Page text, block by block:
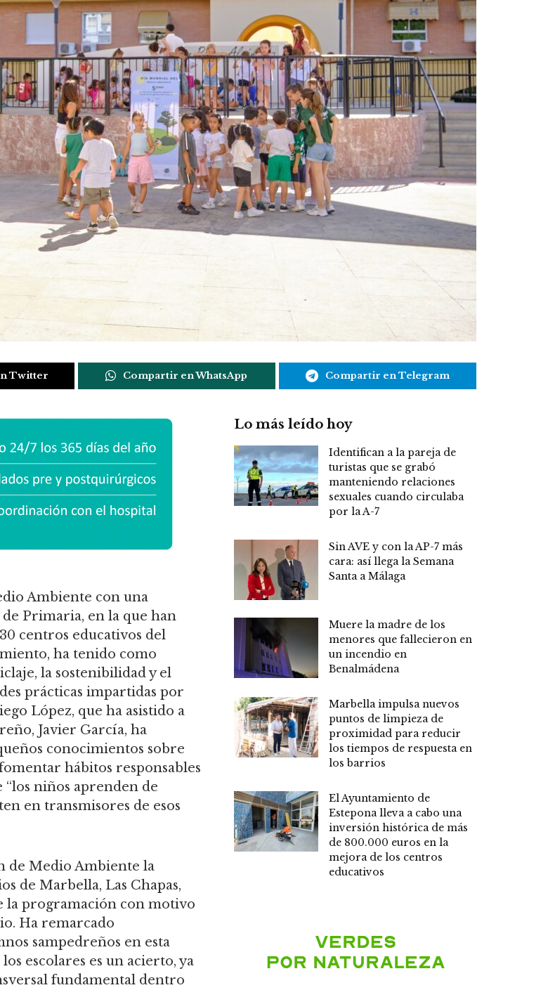
Twitter Compartir en WhatsApp Compartir en Telegram
Ambiente con una
Primaria, en la que han
centros educativos del
ha tenido como
la sostenibilidad y el
prácticas impartidas por
López, que ha asistido a
Javier García, ha
conocimientos sobre
hábitos responsables
“los niños aprenden de
en transmisores de esos
de Medio Ambiente la
de Marbella, Las Chapas,
la programación con motivo
Ha remarcado
sampedreños en esta
escolares es un acierto, ya
fundamental dentro
Lo más leído hoy
Identifican a la pareja de
turistas que se grabó
manteniendo relaciones
sexuales cuando circulaba
por la A-7
Sin AVE y con la AP-7 más
cara: así llega la Semana
Santa a Málaga
Muere la madre de los
menores que fallecieron en
un incendio en
Benalmádena
Marbella impulsa nuevos
puntos de limpieza de
proximidad para reducir
los tiempos de respuesta en
los barrios
El Ayuntamiento de
Estepona lleva a cabo una
inversión histórica de más
de 800.000 euros en la
mejora de los centros
educativos